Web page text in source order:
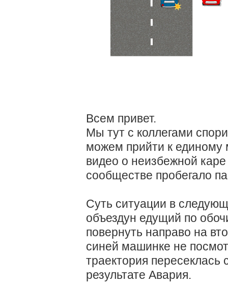
Всем привет.
Мы тут с коллегами
можем прийти к
видео о неизбежной
сообществе пробегало
Суть ситуации в
объездун едущий по
повернуть направо на
синей машинке не
траектория
результате Авария.